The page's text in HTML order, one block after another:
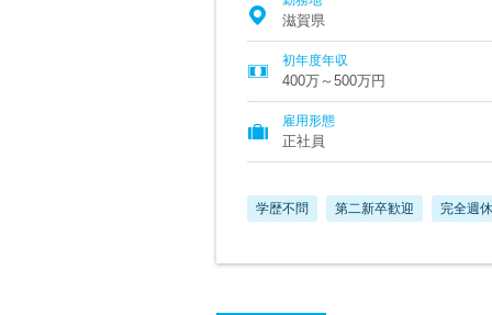
滋賀県
初年度年収
400万～500万円
雇用形態
正社員
学歴不問 第二新卒歓迎 完全週